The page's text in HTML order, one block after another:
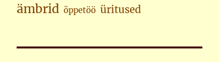
ämbrid õppetöö üritused